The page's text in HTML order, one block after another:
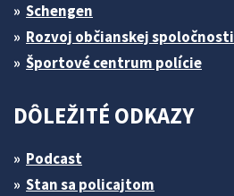
Schengen
Rozvoj občianskej spoločnosti
Športové centrum polície
DÔLEŽITÉ ODKAZY
Podcast
Stan sa policajtom